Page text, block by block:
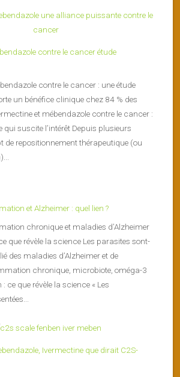
contre le cancer étude
contre le cancer : une étude
un bénéfice clinique chez 84 % des
et mébendazole contre le cancer :
qui suscite l’intérêt Depuis plusieurs
de repositionnement thérapeutique (ou
et Alzheimer : quel lien ?
chronique et maladies d’Alzheimer
que révèle la science Les parasites sont-
des maladies d’Alzheimer et de
chronique, microbiote, oméga-3
ce que révèle la science « Les
Ivermectine que dirait C2S-